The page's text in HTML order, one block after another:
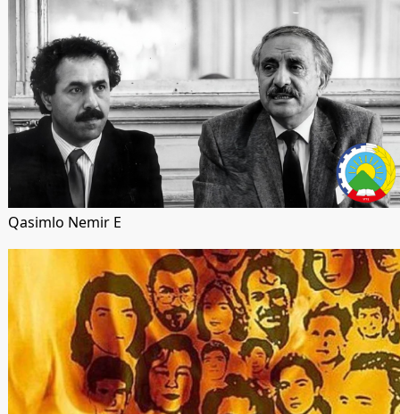
Qasimlo Nemir E